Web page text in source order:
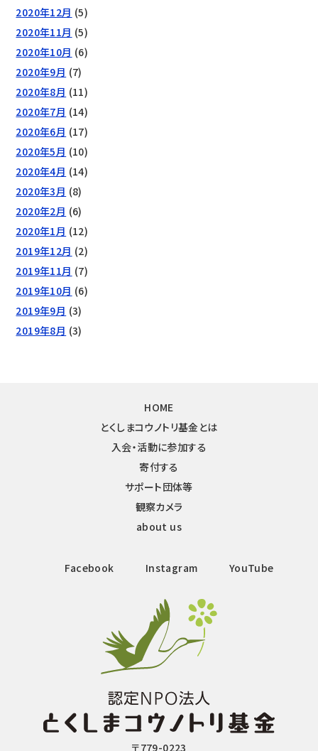
2020年12月 (5)
2020年11月 (5)
2020年10月 (6)
2020年9月 (7)
2020年8月 (11)
2020年7月 (14)
2020年6月 (17)
2020年5月 (10)
2020年4月 (14)
2020年3月 (8)
2020年2月 (6)
2020年1月 (12)
2019年12月 (2)
2019年11月 (7)
2019年10月 (6)
2019年9月 (3)
2019年8月 (3)
HOME
とくしまコウノトリ基金とは
入会・活動に参加する
寄付する
サポート団体等
観察カメラ
about us
Facebook Instagram YouTube
〒779-0223